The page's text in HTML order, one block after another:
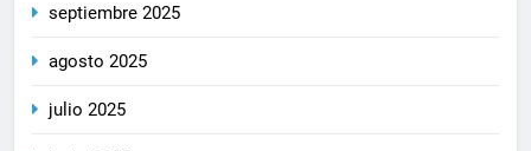
septiembre 2025
agosto 2025
julio 2025